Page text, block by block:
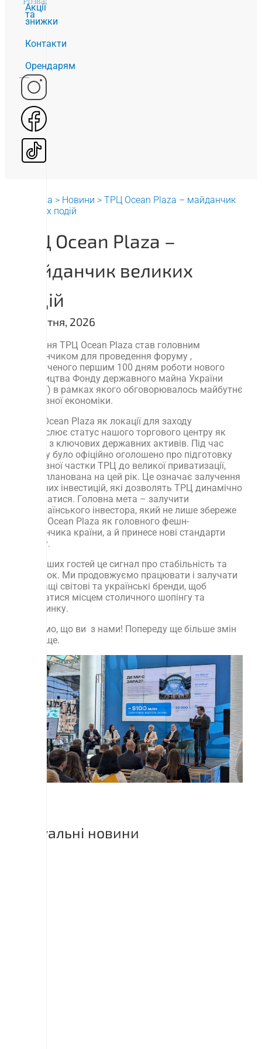
Акції
та
знижки
Контакти
Орендарям
Головна > Новини > ТРЦ Ocean Plaza – майданчик
великих подій
ТРЦ Ocean Plaza –
майданчик великих
подій
29 Квітня, 2026
27 квітня ТРЦ Ocean Plaza став головним
майданчиком для проведення форуму ,
присвяченого першим 100 дням роботи нового
керівництва Фонду державного майна України
(ФДМУ) в рамках якого обговорювалось майбутнє
державної економіки.
Вибір Ocean Plaza як локації для заходу
підкреслює статус нашого торгового центру як
одного з ключових державних активів. Під час
форуму було офіційно оголошено про підготовку
державної частки ТРЦ до великої приватизації,
яка запланована на цей рік. Це означає залучення
потужних інвестицій, які дозволять ТРЦ динамічно
розвиватися. Головна мета – залучити
проукраїнського інвестора, який не лише збереже
статус Ocean Plaza як головного фешн-
майданчика країни, а й принесе нові стандарти
сервісу.
Для наших гостей це сигнал про стабільність та
розвиток. Ми продовжуємо працювати і залучати
найкращі світові та українські бренди, щоб
залишатися місцем столичного шопінгу та
відпочинку.
Дякуємо, що ви з нами! Попереду ще більше змін
на краще.
Актуальні новини